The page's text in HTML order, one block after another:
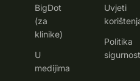
BigDot
(za
klinike)
U
medijima
Uvjeti
Politika